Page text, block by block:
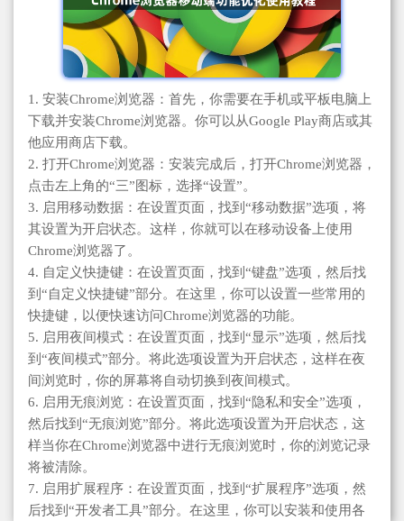
1. 安装Chrome浏览器：首先，你需要在手机或平板电脑上
下载并安装Chrome浏览器。你可以从Google Play商店或其
他应用商店下载。
2. 打开Chrome浏览器：安装完成后，打开Chrome浏览器，
点击左上角的“三”图标，选择“设置”。
3. 启用移动数据：在设置页面，找到“移动数据”选项，将
其设置为开启状态。这样，你就可以在移动设备上使用
Chrome浏览器了。
4. 自定义快捷键：在设置页面，找到“键盘”选项，然后找
到“自定义快捷键”部分。在这里，你可以设置一些常用的
快捷键，以便快速访问Chrome浏览器的功能。
5. 启用夜间模式：在设置页面，找到“显示”选项，然后找
到“夜间模式”部分。将此选项设置为开启状态，这样在夜
间浏览时，你的屏幕将自动切换到夜间模式。
6. 启用无痕浏览：在设置页面，找到“隐私和安全”选项，
然后找到“无痕浏览”部分。将此选项设置为开启状态，这
样当你在Chrome浏览器中进行无痕浏览时，你的浏览记录
将被清除。
7. 启用扩展程序：在设置页面，找到“扩展程序”选项，然
后找到“开发者工具”部分。在这里，你可以安装和使用各